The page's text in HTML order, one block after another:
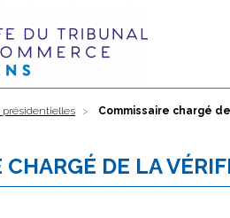
présidentielles Commissaire chargé
DE LA